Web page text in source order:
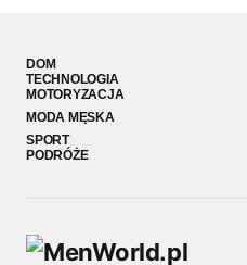
DOM
TECHNOLOGIA
MOTORYZACJA
MODA MĘSKA
SPORT
PODRÓŻE